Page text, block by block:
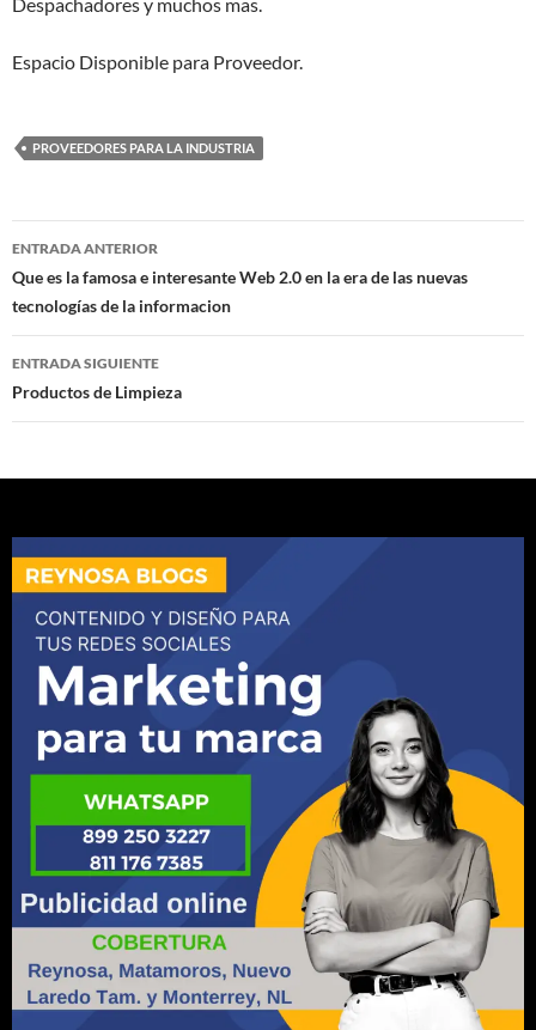
Espacio Disponible para Proveedor.
PROVEEDORES PARA LA INDUSTRIA
Navegación
de
entradas
ENTRADA ANTERIOR
Que es la famosa e interesante Web 2.0 en la era de las nuevas
tecnologías de la informacion
ENTRADA SIGUIENTE
Productos de Limpieza